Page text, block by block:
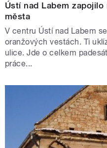
Ústí nad Labem
města
V centru Ústí nad Labem
oranžových vestách. Ti
ulice. Jde o celkem
práce...